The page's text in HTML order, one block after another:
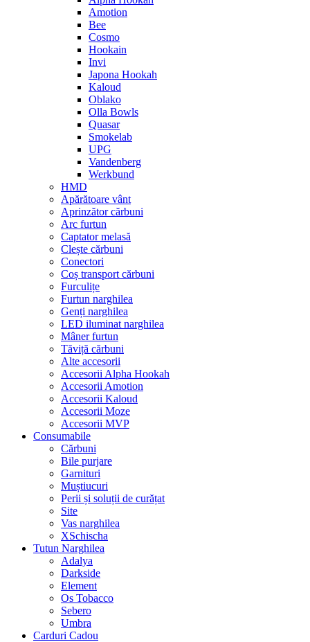
Amotion
Bee
Cosmo
Hookain
Invi
Japona Hookah
Kaloud
Oblako
Olla Bowls
Quasar
Smokelab
UPG
Vandenberg
Werkbund
HMD
Apărătoare vânt
Aprinzător cărbuni
Arc furtun
Captator melasă
Clește cărbuni
Conectori
Coș transport cărbuni
Furculițe
Furtun narghilea
Genți narghilea
LED iluminat narghilea
Mâner furtun
Tăviță cărbuni
Alte accesorii
Accesorii Alpha Hookah
Accesorii Amotion
Accesorii Kaloud
Accesorii Moze
Accesorii MVP
Consumabile
Cărbuni
Bile purjare
Garnituri
Muștiucuri
Perii și soluții de curățat
Site
Vas narghilea
XSchischa
Tutun Narghilea
Adalya
Darkside
Element
Os Tobacco
Sebero
Umbra
Carduri Cadou